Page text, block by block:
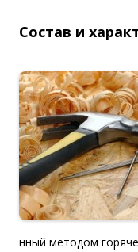
Состав и
нный методом